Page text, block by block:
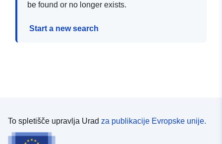
be found or no longer exists.
Start a new search
To spletišče upravlja Urad za publikacije Evropske unije.